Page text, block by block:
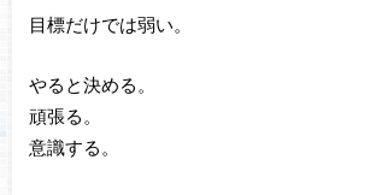
目標だけでは弱い。
やると決める。
頑張る。
意識する。